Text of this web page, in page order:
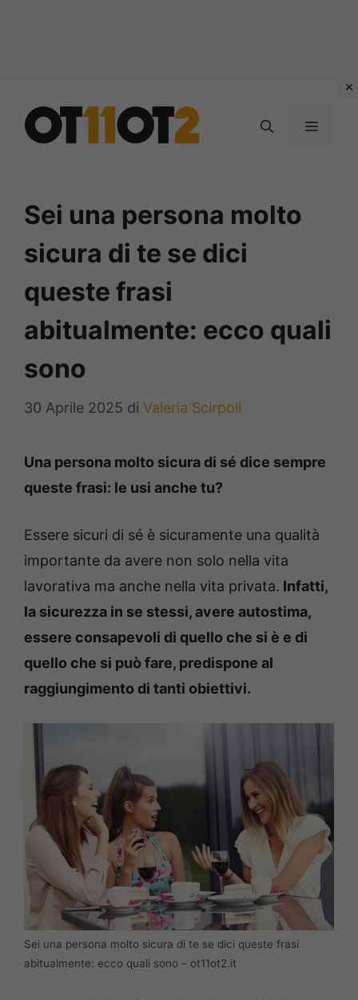
contenuto
MENU
Sei una persona molto
sicura di te se dici
queste frasi
abitualmente: ecco quali
sono
30 Aprile 2025 di Valeria Scirpoli
Una persona molto sicura di sé dice sempre
queste frasi: le usi anche tu?
Essere sicuri di sé è sicuramente una qualità
importante da avere non solo nella vita
lavorativa ma anche nella vita privata. Infatti,
la sicurezza in se stessi, avere autostima,
essere consapevoli di quello che si è e di
quello che si può fare, predispone al
raggiungimento di tanti obiettivi.
Sei una persona molto sicura di te se dici queste frasi
abitualmente: ecco quali sono – ot11ot2.it